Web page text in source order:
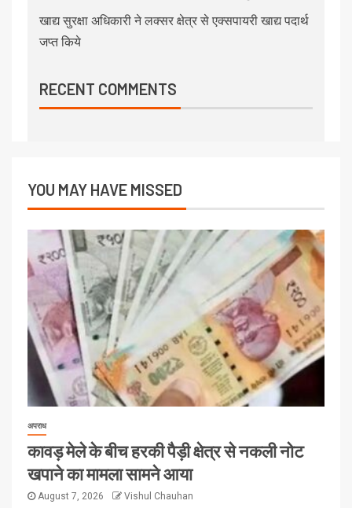
खाद्य सुरक्षा अधिकारी ने लक्सर क्षेत्र से एक्सपायरी खाद्य पदार्थ
जप्त किये
RECENT COMMENTS
YOU MAY HAVE MISSED
अपराध
कावड़ मेले के बीच हरकी पैड़ी क्षेत्र से नकली नोट
खपाने का मामला सामने आया
August 7, 2026 Vishul Chauhan